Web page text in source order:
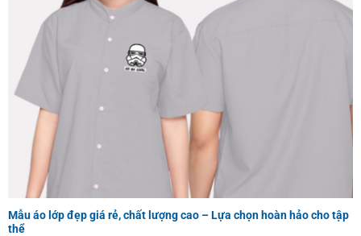
Mẫu áo lớp đẹp giá rẻ, chất lượng cao – Lựa chọn hoàn hảo cho tập
thể